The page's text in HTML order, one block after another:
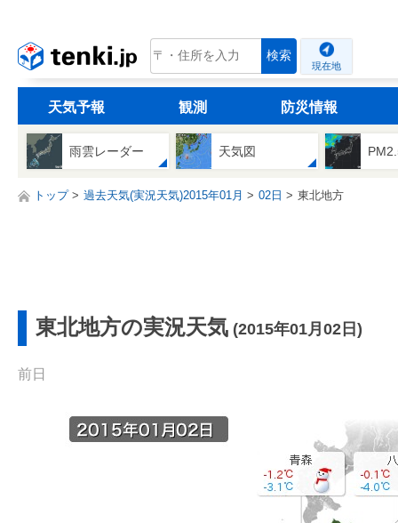
tenki.jp 検索
現在地
天気予報 観測 防災情報
雨雲レーダー 天気図
トップ 過去天気(実況天気)2015年01月 02日 東北地方
東北地方の実況天気 (2015年01月02日)
前日